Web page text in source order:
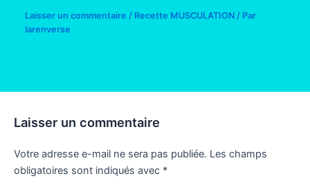
Laisser un commentaire / Recette MUSCULATION / Par
larenverse
Laisser un commentaire
Votre adresse e-mail ne sera pas publiée. Les champs
obligatoires sont indiqués avec *